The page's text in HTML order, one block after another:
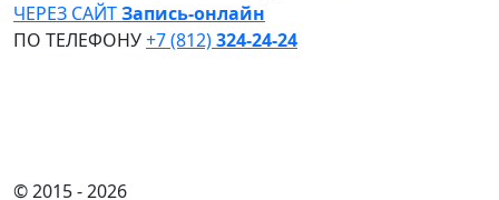
ЧЕРЕЗ САЙТЗапись-онлайн
ПО ТЕЛЕФОНУ+7 (812)324-24-24
© 2015 -2026